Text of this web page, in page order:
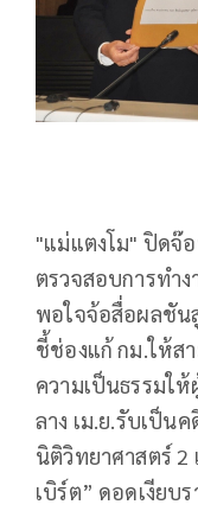
"แม่แตงโม" ปิดจ๊
ตรวจสอบการทำ
พอใจจ้อสื่อผลชัน
ชี้ช่องแก้ กม.ให้ส
ความเป็นธรรมใ
ลาง เม.ย.รับเป็น
นิติวิทยาศาสตร์ 2
เบิร์ต” ดอดเงียบ